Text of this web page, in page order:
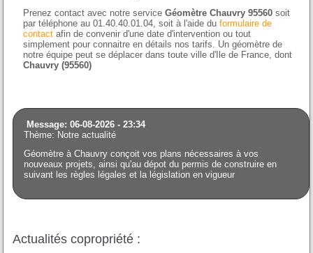
Prenez contact avec notre serviceGéomètre Chauvry 95560 soit
par téléphone au 01.40.40.01.04, soit à l'aide duformulaire de
contact afin de convenir d'une date d'intervention ou tout
simplement pour connaitre en détails nos tarifs. Un géomètre de
notre équipe peut se déplacer dans toute ville d'Ile de France, dont
Chauvry (95560)
Message: 06-08-2026 - 23:34
Thème: Notre actualité
Géomètre à Chauvry conçoit vos plans nécessaires à vos
nouveaux projets, ainsi qu'au dépot du permis de construire en
suivant les règles légales et la législation en vigueur
Actualités copropriété :